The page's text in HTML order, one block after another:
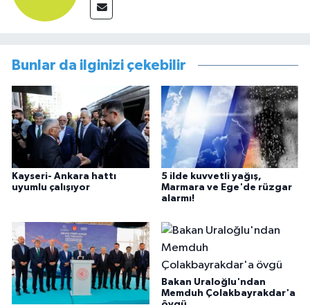
Bunlar da ilginizi çekebilir
Kayseri- Ankara hattı
uyumlu çalışıyor
5 ilde kuvvetli yağış,
Marmara ve Ege'de rüzgar
alarmı!
Bakan Uraloğlu'ndan
Memduh Çolakbayrakdar'a